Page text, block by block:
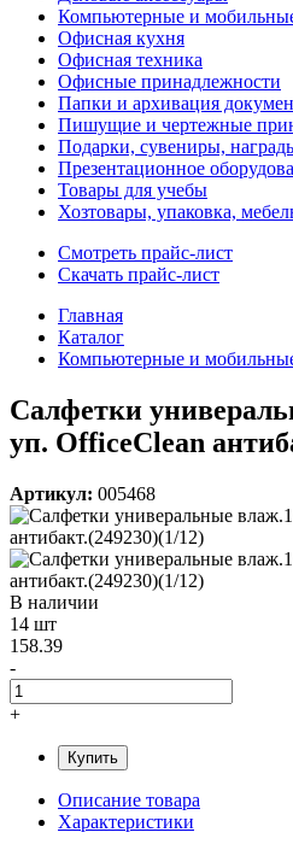
Компьютерные и
Офисная кухня
Офисная техника
Офисные принадлежности
Папки и архивация
Пишущие и чертежные
Подарки, сувениры,
Презентационное
Товары для учебы
Хозтовары, упаковка,
Смотреть прайс-лист
Скачать прайс-лист
Главная
Каталог
Компьютерные и
Салфетки
уп. OfficeClean
Артикул: 005468
В наличии
14 шт
158.39
-
+
Купить
Описание товара
Характеристики